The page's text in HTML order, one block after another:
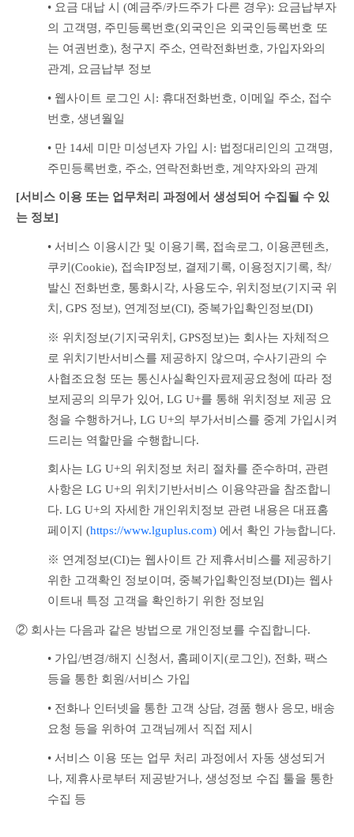
• 요금 대납 시 (예금주/카드주가 다른 경우): 요금납부자
의 고객명, 주민등록번호(외국인은 외국인등록번호 또
는 여권번호), 청구지 주소, 연락전화번호, 가입자와의
관계, 요금납부 정보
• 웹사이트 로그인 시: 휴대전화번호, 이메일 주소, 접수
번호, 생년월일
• 만 14세 미만 미성년자 가입 시: 법정대리인의 고객명,
주민등록번호, 주소, 연락전화번호, 계약자와의 관계
[서비스 이용 또는 업무처리 과정에서 생성되어 수집될 수 있
는 정보]
• 서비스 이용시간 및 이용기록, 접속로그, 이용콘텐츠,
쿠키(Cookie), 접속IP정보, 결제기록, 이용정지기록, 착/
발신 전화번호, 통화시각, 사용도수, 위치정보(기지국 위
치, GPS 정보), 연계정보(CI), 중복가입확인정보(DI)
※ 위치정보(기지국위치, GPS정보)는 회사는 자체적으
로 위치기반서비스를 제공하지 않으며, 수사기관의 수
사협조요청 또는 통신사실확인자료제공요청에 따라 정
보제공의 의무가 있어, LG U+를 통해 위치정보 제공 요
청을 수행하거나, LG U+의 부가서비스를 중계 가입시켜
드리는 역할만을 수행합니다.
회사는 LG U+의 위치정보 처리 절차를 준수하며, 관련
사항은 LG U+의 위치기반서비스 이용약관을 참조합니
다. LG U+의 자세한 개인위치정보 관련 내용은 대표홈
페이지 (https://www.lguplus.com) 에서 확인 가능합니다.
※ 연계정보(CI)는 웹사이트 간 제휴서비스를 제공하기
위한 고객확인 정보이며, 중복가입확인정보(DI)는 웹사
이트내 특정 고객을 확인하기 위한 정보임
② 회사는 다음과 같은 방법으로 개인정보를 수집합니다.
• 가입/변경/해지 신청서, 홈페이지(로그인), 전화, 팩스
등을 통한 회원/서비스 가입
• 전화나 인터넷을 통한 고객 상담, 경품 행사 응모, 배송
요청 등을 위하여 고객님께서 직접 제시
• 서비스 이용 또는 업무 처리 과정에서 자동 생성되거
나, 제휴사로부터 제공받거나, 생성정보 수집 툴을 통한
수집 등